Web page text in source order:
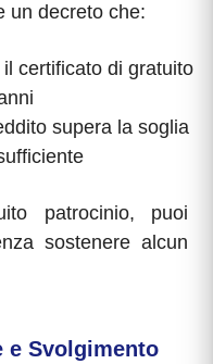
un decreto che:
certificato di gratuito
supera la soglia
patrocinio, puoi
sostenere alcun
e Svolgimento